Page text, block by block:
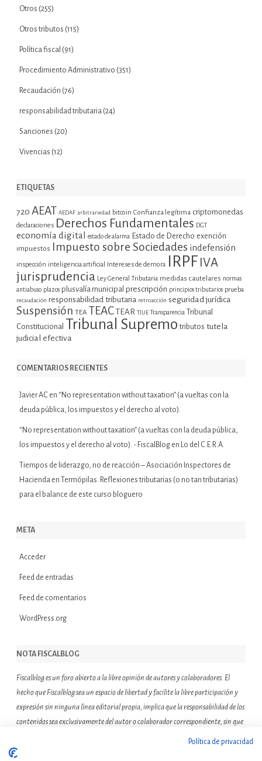
Otros (255)
Otros tributos (115)
Política fiscal (91)
Procedimiento Administrativo (351)
Recaudación (76)
responsabilidad tributaria (24)
Sanciones (20)
Vivencias (12)
ETIQUETAS
720 AEAT AEDAF arbitrariedad bitcoin Confianza legítima criptomonedas
declaraciones Derechos Fundamentales DGT
economía digital estado de alarma Estado de Derecho exención
impuestos Impuesto sobre Sociedades indefensión
inspección inteligencia artificial Intereses de demora IRPF IVA
jurisprudencia Ley General Tributaria medidas cautelares normas
antiabuso plazos plusvalía municipal prescripción principios tributarios prueba
recaudación responsabilidad tributaria retroacción seguridad jurídica
Suspensión TEA TEAC TEAR TJUE Transparencia Tribunal
Constitucional Tribunal Supremo tributos tutela
judicial efectiva
COMENTARIOS RECIENTES
Javier AC en “No representation without taxation” (a vueltas con la
deuda pública, los impuestos y el derecho al voto).
“No representation without taxation” (a vueltas con la deuda pública,
los impuestos y el derecho al voto). - FiscalBlog en Lo del C.E.R.A.
Tiempos de liderazgo, no de reacción – Asociación Inspectores de
Hacienda en
Termópilas. Reflexiones tributarias (o no tan tributarias)
para el balance de este curso bloguero
META
Acceder
Feed de entradas
Feed de comentarios
WordPress.org
NOTA FISCALBLOG
Fiscalblog es un foro abierto a la libre opinión de autores y colaboradores. El
hecho que Fiscalblog sea un espacio de libertad y facilite la libre participación y
expresión sin ninguna línea editorial propia, implica que la responsabilidad de los
contenidos sea exclusivamente del autor o colaborador correspondiente, sin que
ello suponga que el resto de miembros de la comunidad de Fiscalblog asuman o
compartan las reflexiones u opiniones expresadas.
Política de privacidad